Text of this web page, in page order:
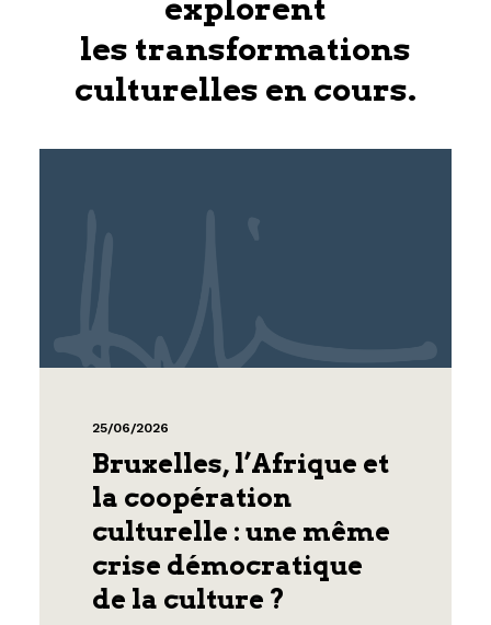
explorent
les transformations
culturelles en cours.
25/06/2026
Bruxelles, l’Afrique et
la coopération
culturelle : une même
crise démocratique
de la culture ?